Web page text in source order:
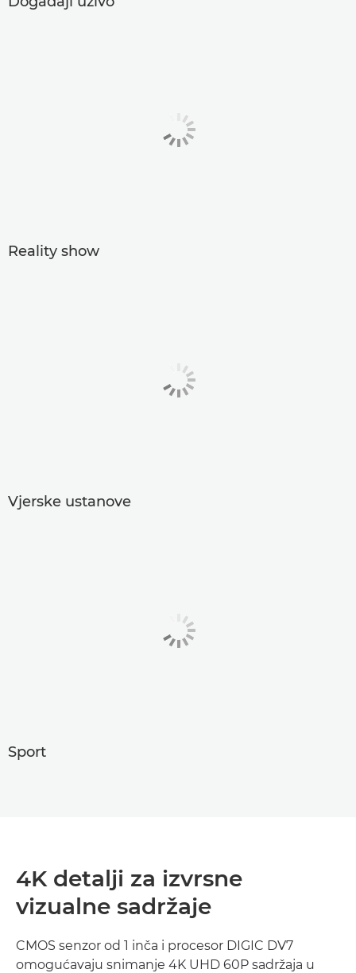
Reality show
Vjerske ustanove
Sport
4K detalji za izvrsne
vizualne sadržaje
CMOS senzor od 1 inča i procesor DIGIC DV7
omogućavaju snimanje 4K UHD 60P sadržaja u